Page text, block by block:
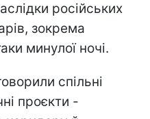
російських
зокрема
минулої ночі.
спільні
проєкти -